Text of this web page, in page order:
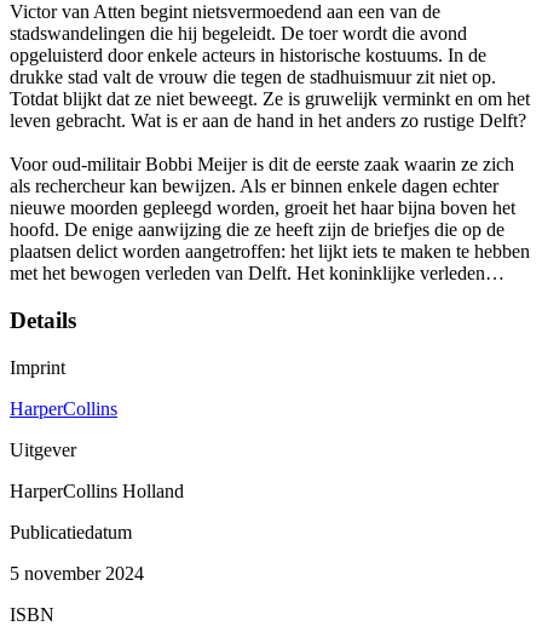
Victor van Atten begint nietsvermoedend aan een van de
stadswandelingen die hij begeleidt. De toer wordt die avond
opgeluisterd door enkele acteurs in historische kostuums. In de
drukke stad valt de vrouw die tegen de stadhuismuur zit niet op.
Totdat blijkt dat ze niet beweegt. Ze is gruwelijk verminkt en om het
leven gebracht. Wat is er aan de hand in het anders zo rustige Delft?
Voor oud-militair Bobbi Meijer is dit de eerste zaak waarin ze zich
als rechercheur kan bewijzen. Als er binnen enkele dagen echter
nieuwe moorden gepleegd worden, groeit het haar bijna boven het
hoofd. De enige aanwijzing die ze heeft zijn de briefjes die op de
plaatsen delict worden aangetroffen: het lijkt iets te maken te hebben
met het bewogen verleden van Delft. Het koninklijke verleden…
Details
Imprint
HarperCollins
Uitgever
HarperCollins Holland
Publicatiedatum
5 november 2024
ISBN